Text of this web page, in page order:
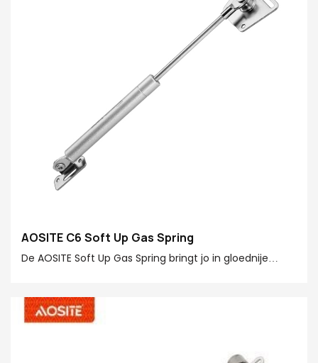
AOSITE C6 Soft Up Gas Spring
De AOSITE Soft Up Gas Spring bringt jo in gloednije
spesjaal ûntworpen funksje foar bliuwende posysje,
wêrtroch jo de opklapdoar kinne stopje yn elke hoeke